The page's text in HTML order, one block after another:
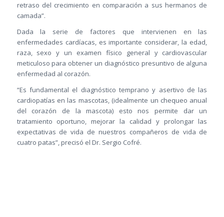
retraso del crecimiento en comparación a sus hermanos de
camada”.
Dada la serie de factores que intervienen en las
enfermedades cardíacas, es importante considerar, la edad,
raza, sexo y un examen físico general y cardiovascular
meticuloso para obtener un diagnóstico presuntivo de alguna
enfermedad al corazón.
“Es fundamental el diagnóstico temprano y asertivo de las
cardiopatías en las mascotas, (idealmente un chequeo anual
del corazón de la mascota) esto nos permite dar un
tratamiento oportuno, mejorar la calidad y prolongar las
expectativas de vida de nuestros compañeros de vida de
cuatro patas”, precisó el Dr. Sergio Cofré.